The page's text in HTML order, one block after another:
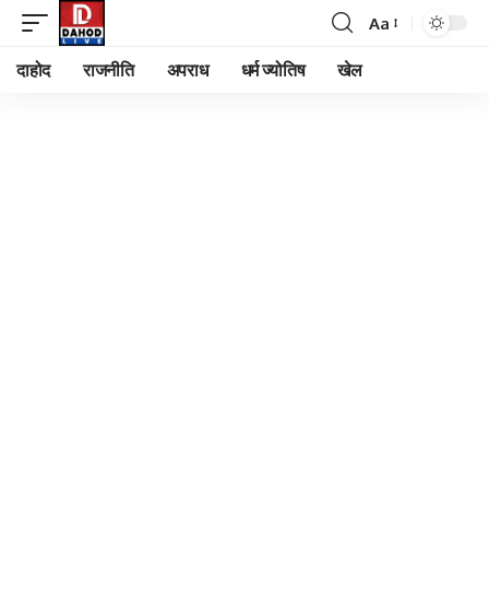
Font
Aa
दाहोद राजनीति अपराध धर्म ज्योतिष खेल